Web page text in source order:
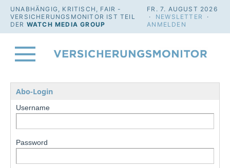
UNABHÄNGIG, KRITISCH, FAIR -
VERSICHERUNGSMONITOR IST TEIL
DER WATCH MEDIA GROUP
FR. 7. AUGUST 2026
· NEWSLETTER
·
ANMELDEN
Abo-Login
Username
Password